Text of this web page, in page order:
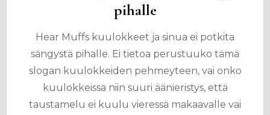
pihalle
Hear Muffs kuulokkeet ja sinua ei potkita
sängystä pihalle. Ei tietoa perustuuko tämä
slogan kuulokkeiden pehmeyteen, vai onko
kuulokkeissa niin suuri äänieristys, että
taustamelu ei kuulu vieressä makaavalle vai